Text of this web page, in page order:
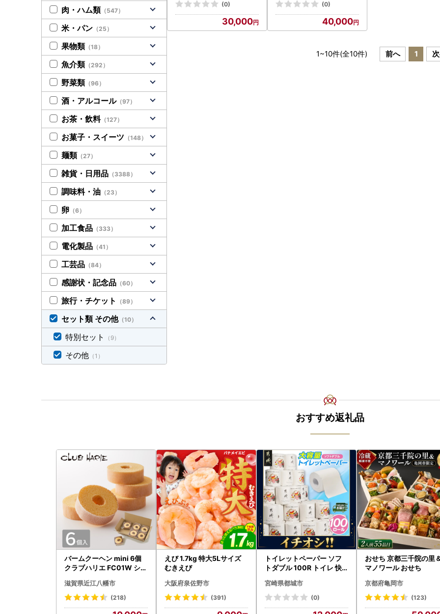
(0)
30,000
(0)
40,000
1~10件(全10件) 前へ 1
肉・ハム類 （547）
米・パン （25）
果物類 （18）
魚介類 （292）
野菜類 （96）
酒・アルコール（97）
お茶・飲料（127）
お菓子・スイーツ （148）
麺類 （27）
雑貨・日用品 （3388）
調味料・油 （23）
卵 （6）
加工食品 （333）
電化製品 （41）
工芸品 （84）
感謝状・記念品 （60）
旅行・チケット （89）
セット類 その他（10）
特別セット （9）
その他 （1）
おすすめ返礼品
バームクーヘン mini 6個
クラブハリエ FC01W シェ
ン
滋賀県近江八幡市
(218)
えび 1.7kg 特大5Lサイズ
むきえび
大阪府泉佐野市
(391)
トイレットペーパー ソフ
トダブル 100R トイレ 快
宮崎県都城市
(0)
おせち 京都三千院の里
マノワール おせち
京都府亀岡市
(123)